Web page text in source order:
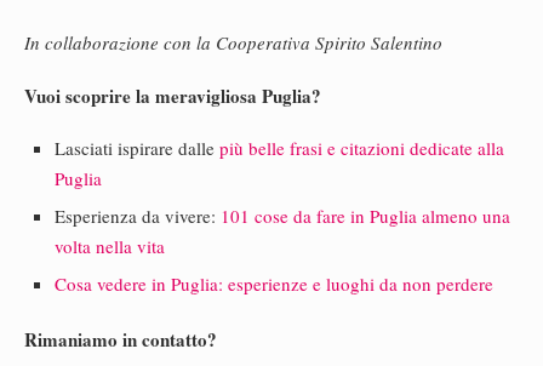
In collaborazione con la Cooperativa Spirito Salentino
Vuoi scoprire la meravigliosa Puglia?
Lasciati ispirare dalle più belle frasi e citazioni dedicate alla
Puglia
Esperienza da vivere: 101 cose da fare in Puglia almeno una
volta nella vita
Cosa vedere in Puglia: esperienze e luoghi da non perdere
Rimaniamo in contatto?